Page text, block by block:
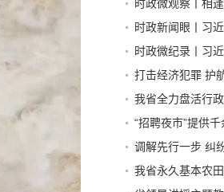
时政微观察丨相
时政新闻眼丨习
中饱含深意
时政微纪录丨习
打击经济犯罪 护
我省全力盘活行
“招聘夜市”提供
调解先行一步 纠
我省永久基本农